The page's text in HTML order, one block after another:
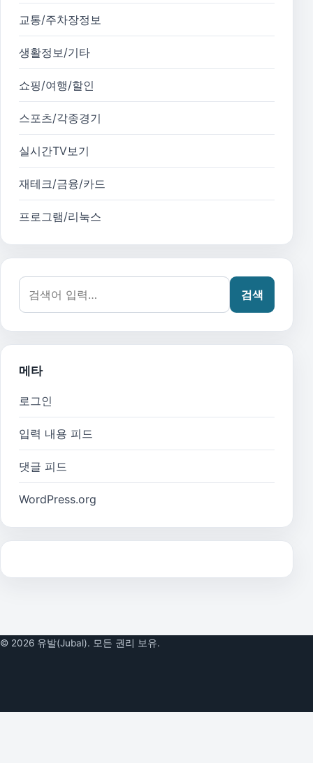
교통/주차장정보
생활정보/기타
쇼핑/여행/할인
스포츠/각종경기
실시간TV보기
재테크/금융/카드
프로그램/리눅스
검색어:
검색
메타
로그인
입력 내용 피드
댓글 피드
WordPress.org
© 2026 유발(Jubal). 모든 권리 보유.